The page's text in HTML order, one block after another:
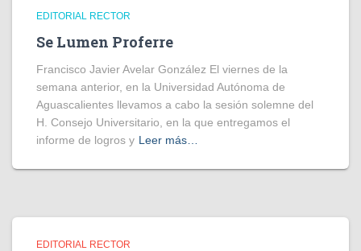
EDITORIAL RECTOR
Se Lumen Proferre
Francisco Javier Avelar González El viernes de la
semana anterior, en la Universidad Autónoma de
Aguascalientes llevamos a cabo la sesión solemne del
H. Consejo Universitario, en la que entregamos el
informe de logros y Leer más…
EDITORIAL RECTOR